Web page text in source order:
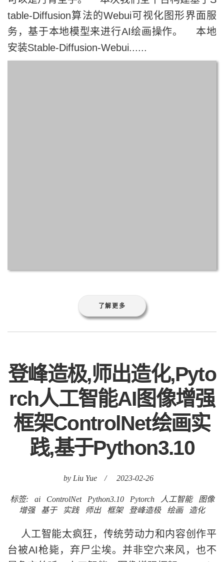
table-Diffusion算法的Webui可视化图形界面服
务，基于本地模型来进行AI绘画操作。 本地
安装Stable-Diffusion-Webui......
了解更多
登峰造极,师出造化,Pyto
rch人工智能AI图像增强
框架ControlNet绘画实
践,基于Python3.10
by Liu Yue / 2023-02-26
标签: ai ControlNet Python3.10 Pytorch 人工智能
图像
增强
基于 实践 师出 框架 登峰造极 绘画 造化
人工智能太疯狂，传统劳动力和内容创作平
台被AI枪毙，弃尸尘埃。并非空穴来风，也不